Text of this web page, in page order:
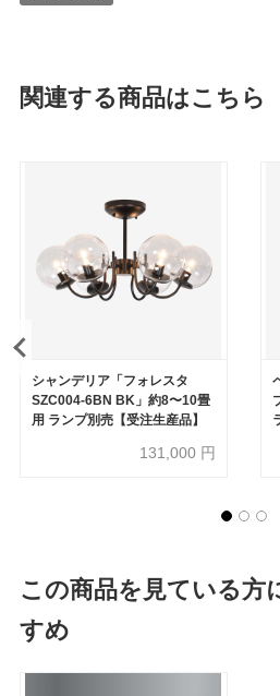
関連する商品はこちら
シャンデリア「フォレスタ
SZC004-6BN BK」約8〜10畳
用 ランプ別売【受注生産品】
131,000 円
この商品を見ている方
すめ